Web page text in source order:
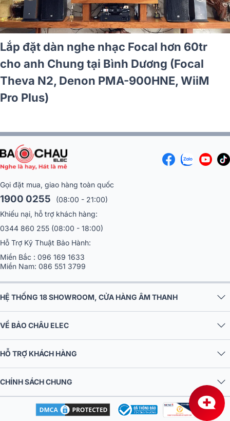
Lắp đặt dàn nghe nhạc Focal hơn 60tr
cho anh Chung tại Bình Dương (Focal
Theva N2, Denon PMA-900HNE, WiiM
Pro Plus)
Gọi đặt mua, giao hàng toàn quốc
1900 0255
(08:00 - 21:00)
Khiếu nại, hỗ trợ khách hàng:
0344 860 255 (08:00 - 18:00)
Hỗ Trợ Kỹ Thuật Bảo Hành:
Miền Bắc : 096 169 1633
Miền Nam: 086 551 3799
HỆ THỐNG 18 SHOWROOM, CỬA HÀNG ÂM THANH
VỀ BẢO CHÂU ELEC
HỖ TRỢ KHÁCH HÀNG
CHÍNH SÁCH CHUNG